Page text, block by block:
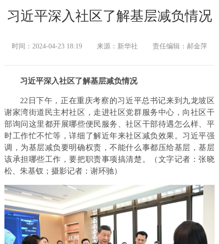
习近平深入社区了解基层减负情况
时间：2024-04-23 18:19 来源：新华社 责任编辑：郝金萍
习近平深入社区了解基层减负情况
22日下午，正在重庆考察的习近平总书记来到九龙坡区
谢家湾街道民主村社区，走进社区党群服务中心，向社区干
部询问这里都开展哪些便民服务、社区干部待遇怎么样、平
时工作忙不忙等，详细了解近年来社区减负效果。习近平强
调，为基层减负要明确权责，不能什么事都压给基层，基层
该承担哪些工作，要把职责事项搞清楚。（文字记者：张晓
松、朱基钗；摄影记者：谢环驰）